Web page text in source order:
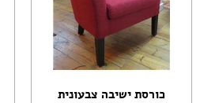
כורסת ישיבה צבעונית